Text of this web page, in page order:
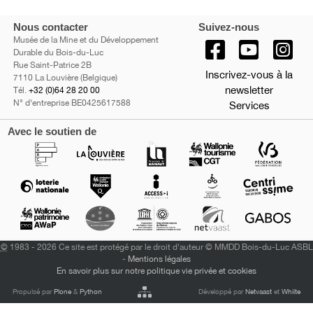
Nous contacter
Musée de la Mine et du Développement
Durable du Bois-du-Luc
Rue Saint-Patrice 2B
7110 La Louvière (Belgique)
Tél. +32 (0)64 28 20 00
N° d'entreprise BE0425617588
Suivez-nous
Inscrivez-vous à la
newsletter
Services
Avec le soutien de
©1983 - 2026 Ce site est protégé par le droit d'auteur © MMDD Bois-du-Luc ASBL
- Mentions légales
En savoir plus sur notre politique vie privée et cookies
Propulsé parPlone &Python Développé parNetvaastet Whiite